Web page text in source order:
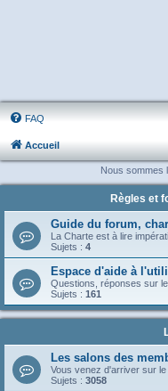
FAQ
Accueil
Nous sommes
Règles et
Guide du forum,
La Charte est à lire
Sujets : 4
Espace d'aide à
Questions, réponses sur
Sujets : 161
Les salons des
Vous venez d'arriver sur
Sujets : 3058